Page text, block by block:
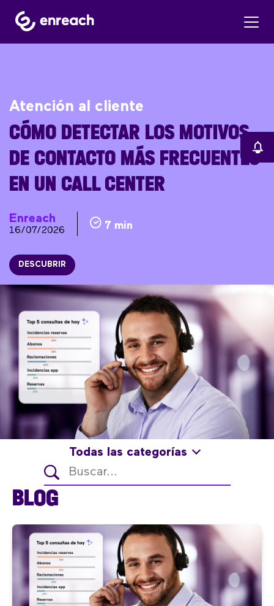
Atención al cliente
CÓMO DETECTAR LOS MOTIVOS
DE CONTACTO MÁS FRECUENTES
EN UN CALL CENTER
Enreach
16/07/2026 7 min
DESCUBRIR
Todas las categorías
BLOG